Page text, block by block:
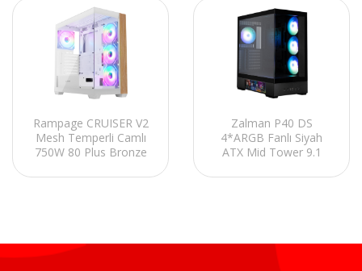
Rampage CRUISER V2
Mesh Temperli Camlı
750W 80 Plus Bronze
Fan Oyuncu Kasası
Zalman P40 DS
4*ARGB Fanlı Siyah
ATX Mid Tower 9.1
Kasası